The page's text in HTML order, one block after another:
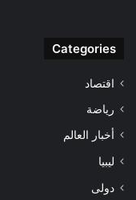
Categories
اقتصاد
رياضة
أخبار العالم
ليبيا
دولى